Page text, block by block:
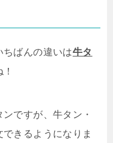
ちばんの違いは牛タ
ですが、牛タン・
きるようになりま